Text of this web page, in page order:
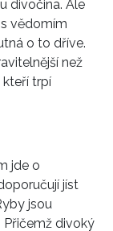
divočina. Ale
vědomím
o to dříve.
než
kteří trpí
jde o
jíst
jsou
Přičemž divoký